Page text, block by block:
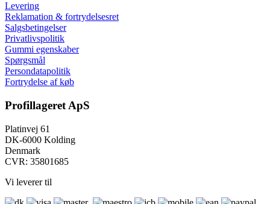
Levering
Reklamation & fortrydelsesret
Salgsbetingelser
Privatlivspolitik
Gummi egenskaber
Spørgsmål
Persondatapolitik
Fortrydelse af køb
Profillageret ApS
Platinvej 61
DK-6000 Kolding
Denmark
CVR: 35801685
Vi leverer til